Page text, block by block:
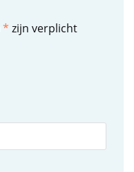
* zijn verplicht